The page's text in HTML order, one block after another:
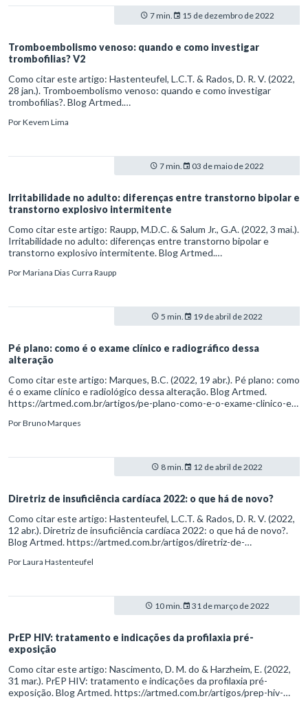
7 min. 15 de dezembro de 2022
Tromboembolismo venoso: quando e como investigar
trombofilias? V2
Como citar este artigo: Hastenteufel, L.C.T. & Rados, D. R. V. (2022,
28 jan.). Tromboembolismo venoso: quando e como investigar
trombofilias?. Blog Artmed.
como-investigar-trombofilias-v2
PorKevem Lima
7 min. 03 de maio de 2022
Irritabilidade no adulto: diferenças entre transtorno bipolar e
transtorno explosivo intermitente
Como citar este artigo: Raupp, M.D.C. & Salum Jr., G.A. (2022, 3 mai.).
Irritabilidade no adulto: diferenças entre transtorno bipolar e
transtorno explosivo intermitente. Blog Artmed.
entre-transtorno-bipolar-e-transtorno-explosivo-intermitente
PorMariana Dias Curra Raupp
5 min. 19 de abril de 2022
Pé plano: como é o exame clínico e radiográfico dessa
alteração
Como citar este artigo: Marques, B.C. (2022, 19 abr.). Pé plano: como
é o exame clínico e radiológico dessa alteração. Blog Artmed.
https://artmed.com.br/artigos/pe-plano-como-e-o-exame-clinico-e-
PorBruno Marques
8 min. 12 de abril de 2022
Diretriz de insuficiência cardíaca 2022: o que há de novo?
Como citar este artigo: Hastenteufel, L.C.T. & Rados, D. R. V. (2022,
12 abr.). Diretriz de insuficiência cardíaca 2022: o que há de novo?.
Blog Artmed. https://artmed.com.br/artigos/diretriz-de-
PorLaura Hastenteufel
10 min. 31 de março de 2022
PrEP HIV: tratamento e indicações da profilaxia pré-
exposição
Como citar este artigo: Nascimento, D. M. do & Harzheim, E. (2022,
31 mar.). PrEP HIV: tratamento e indicações da profilaxia pré-
exposição. Blog Artmed. https://artmed.com.br/artigos/prep-hiv-